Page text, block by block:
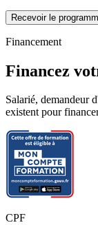
Recevoir le
Financement
Financez
Salarié, demandeur
existent pour
CPF